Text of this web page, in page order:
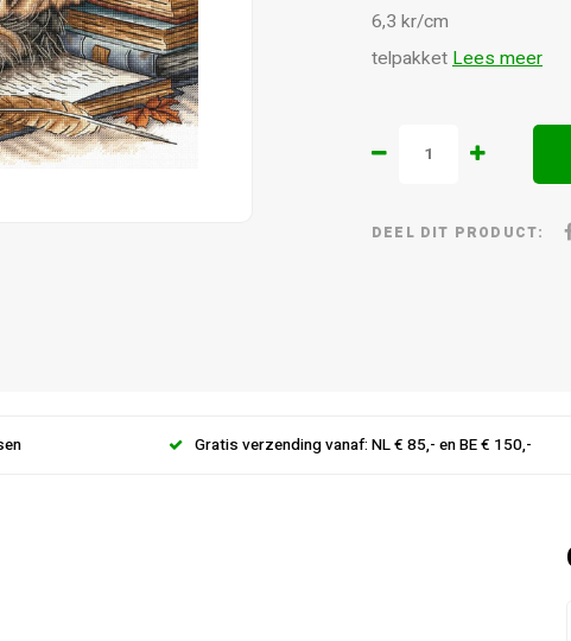
6,3 kr/cm
telpakketLees meer
DEEL DIT PRODUCT:
Gratis verzending vanaf: NL € 85,- en BE € 150,-